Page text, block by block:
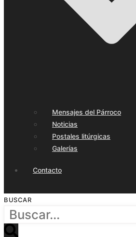
Mensajes del Párroco
Noticias
Postales litúrgicas
Galerías
Contacto
BUSCAR